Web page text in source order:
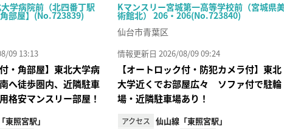
学病院前（北四番丁駅
部屋】(No.723839)
09 13:13
・角部屋】東北大学病
へ徒歩圏内、近隣駐車
安マンスリー部屋！
東照宮駅」
Kマンスリー宮城第一高等学校前（宮城県
術館北） 206・206(No.723840)
仙台市青葉区
情報更新日 2026/08/09 09:24
【オートロック付・防犯カメラ付】東北
大学近くでお部屋広々 ソファ付で駐輪
場・近隣駐車場あり！
アクセス 仙山線「東照宮駅」